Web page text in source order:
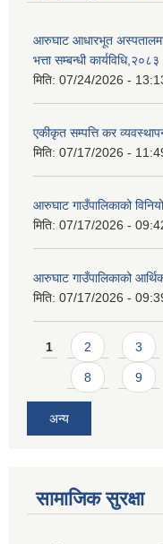
आरुघाट आधारभूत अस्पतालमा
भत्ता सम्बन्धी कार्यविधि,२०८३
मिति: 07/24/2026 -
एकीकृत सम्पत्ति कर
मिति: 07/17/2026 -
आरुघाट गाउँपालिकाको
मिति: 07/17/2026 -
आरुघाट गाउँपालिकाको
मिति: 07/17/2026 -
Pages
1 2 3
8 9
अन्य
सामाजिक सुरक्षा